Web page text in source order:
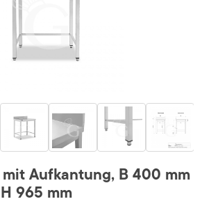
Aufkantung, B 400 mm
965 mm